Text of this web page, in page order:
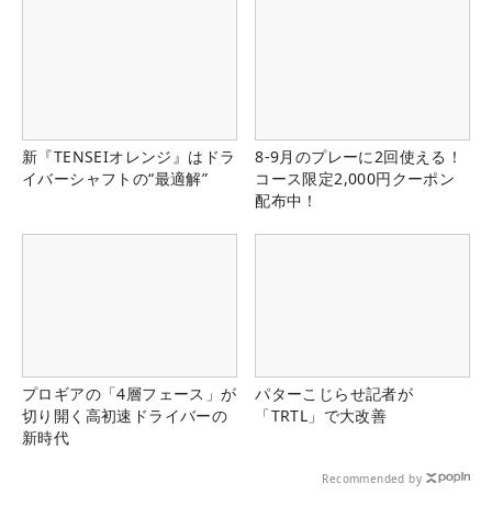
新『TENSEIオレンジ』はドラ
イバーシャフトの“最適解”
8-9月のプレーに2回使える！
コース限定2,000円クーポン
配布中！
プロギアの「4層フェース」が
切り開く高初速ドライバーの
新時代
パターこじらせ記者が
「TRTL」で大改善
Recommended by